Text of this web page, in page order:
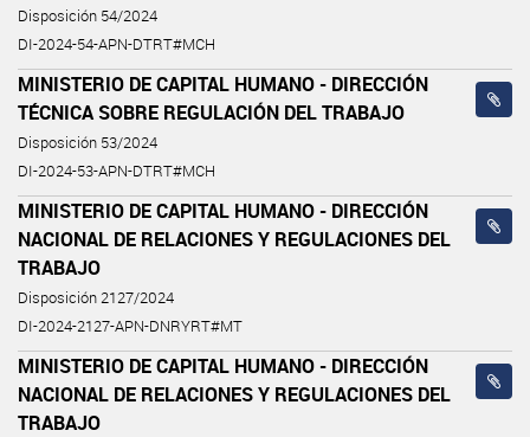
Disposición 54/2024
DI-2024-54-APN-DTRT#MCH
MINISTERIO DE CAPITAL HUMANO - DIRECCIÓN
TÉCNICA SOBRE REGULACIÓN DEL TRABAJO
Disposición 53/2024
DI-2024-53-APN-DTRT#MCH
MINISTERIO DE CAPITAL HUMANO - DIRECCIÓN
NACIONAL DE RELACIONES Y REGULACIONES DEL
TRABAJO
Disposición 2127/2024
DI-2024-2127-APN-DNRYRT#MT
MINISTERIO DE CAPITAL HUMANO - DIRECCIÓN
NACIONAL DE RELACIONES Y REGULACIONES DEL
TRABAJO